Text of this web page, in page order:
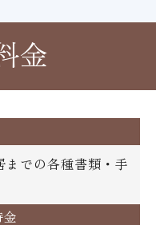
金
までの各種書類・手
金